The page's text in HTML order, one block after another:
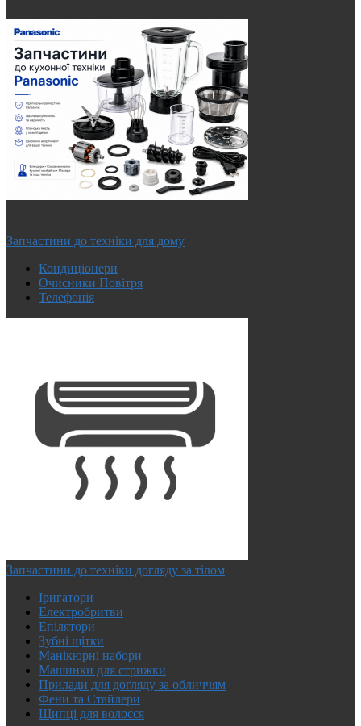
Запчастини до техніки для дому
Кондиціонери
Очисники Повітря
Телефонія
Запчастини до техніки догляду за тілом
Іригатори
Електробритви
Епілятори
Зубні щітки
Манікюрні набори
Машинки для стрижки
Прилади для догляду за обличчям
Фени та Стайлери
Щипці для волосся